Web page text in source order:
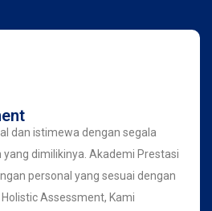
dan istimewa dengan segala
yang dimilikinya. Akademi Prestasi
personal yang sesuai dengan
Assessment, Kami